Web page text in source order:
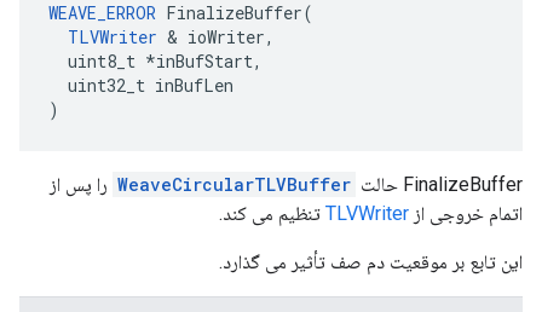
WEAVE_ERROR FinalizeBuffer(
TLVWriter & ioWriter,
  uint8_t *inBufStart,
  uint32_t inBufLen
)
FinalizeBuffer حالت WeaveCircularTLVBuffer را پس از
اتمام خروجی از TLVWriter تنظیم می کند.
این تابع بر موقعیت دم صف تأثیر می گذارد.